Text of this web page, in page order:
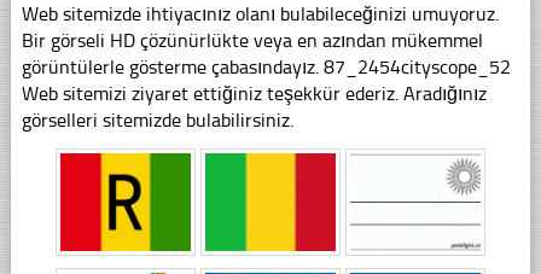
Web sitemizde ihtiyacınız olanı bulabileceğinizi umuyoruz.
Bir görseli HD çözünürlükte veya en azından mükemmel
görüntülerle gösterme çabasındayız. 87_2454cityscope_52
Web sitemizi ziyaret ettiğiniz teşekkür ederiz. Aradığınız
görselleri sitemizde bulabilirsiniz.